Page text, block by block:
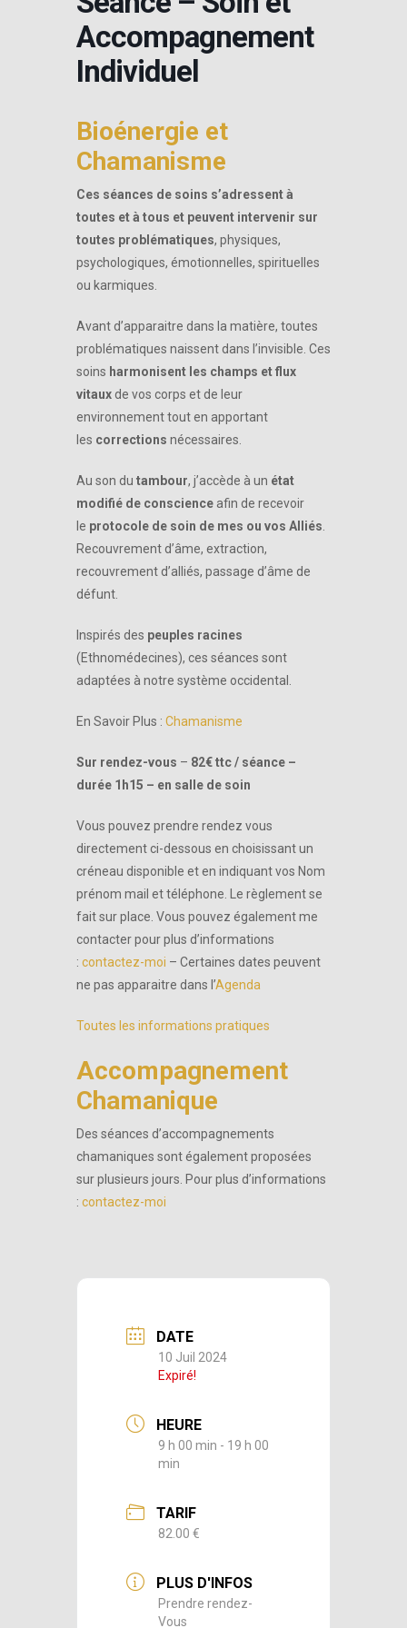
Accompagnement
Individuel
Bioénergie et
Chamanisme
Ces séances de soins s’adressent à
toutes et à tous et peuvent intervenir sur
toutes problématiques, physiques,
psychologiques, émotionnelles, spirituelles
ou karmiques.
Avant d’apparaitre dans la matière, toutes
problématiques naissent dans l’invisible. Ces
soins harmonisent les champs et flux
vitaux de vos corps et de leur
environnement tout en apportant
les corrections nécessaires.
Au son du tambour, j’accède à un état
modifié de conscience afin de recevoir
le protocole de soin de mes ou vos Alliés
Recouvrement d’âme, extraction,
recouvrement d’alliés, passage d’âme de
défunt.
Inspirés des peuples racines
(Ethnomédecines), ces séances sont
adaptées à notre système occidental.
En Savoir Plus : Chamanisme
Sur rendez-vous – 82€ ttc / séance –
durée 1h15 – en salle de soin
Vous pouvez prendre rendez vous
directement ci-dessous en choisissant un
créneau disponible et en indiquant vos Nom
prénom mail et téléphone. Le règlement se
fait sur place. Vous pouvez également me
contacter pour plus d’informations
: contactez-moi – Certaines dates peuvent
ne pas apparaitre dans l’Agenda
Toutes les informations pratiques
Accompagnement
Chamanique
Des séances d’accompagnements
chamaniques sont également proposées
sur plusieurs jours. Pour plus d’informations
: contactez-moi
DATE
10 Juil 2024
Expiré!
HEURE
9 h 00 min - 19 h 00
min
TARIF
82.00 €
PLUS D'INFOS
Prendre rendez-
Vous